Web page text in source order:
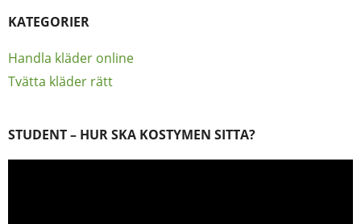
KATEGORIER
Handla kläder online
Tvätta kläder rätt
STUDENT – HUR SKA KOSTYMEN SITTA?